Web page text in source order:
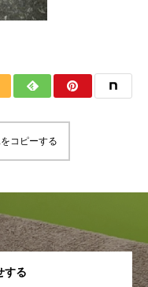
コピーする
する